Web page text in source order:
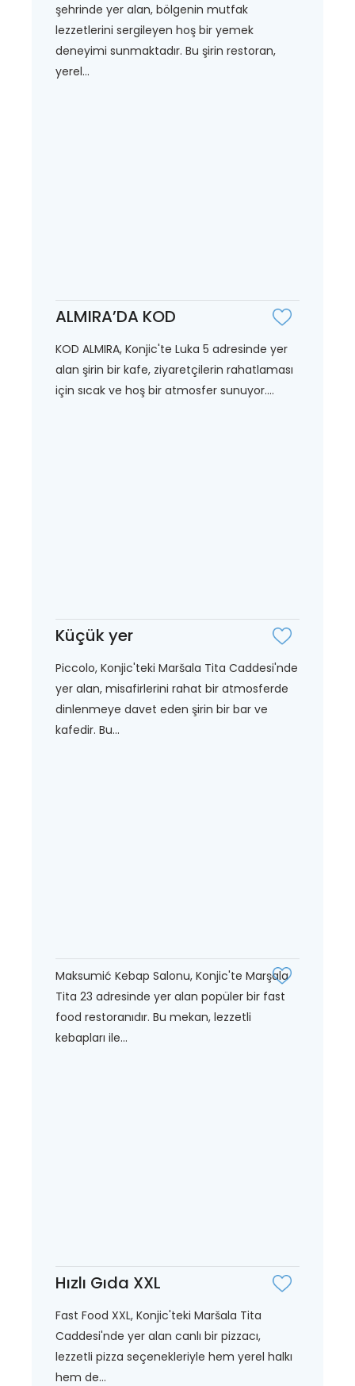
şehrinde yer alan, bölgenin mutfak
lezzetlerini sergileyen hoş bir yemek
deneyimi sunmaktadır. Bu şirin restoran,
yerel...
ALMIRA’DA KOD
KOD ALMIRA, Konjic'te Luka 5 adresinde yer
alan şirin bir kafe, ziyaretçilerin rahatlaması
için sıcak ve hoş bir atmosfer sunuyor....
Küçük yer
Piccolo, Konjic'teki Maršala Tita Caddesi'nde
yer alan, misafirlerini rahat bir atmosferde
dinlenmeye davet eden şirin bir bar ve
kafedir. Bu...
Maksumić Kebap Salonu, Konjic'te Marşala
Tita 23 adresinde yer alan popüler bir fast
food restoranıdır. Bu mekan, lezzetli
kebapları ile...
Hızlı Gıda XXL
Fast Food XXL, Konjic'teki Maršala Tita
Caddesi'nde yer alan canlı bir pizzacı,
lezzetli pizza seçenekleriyle hem yerel halkı
hem de...